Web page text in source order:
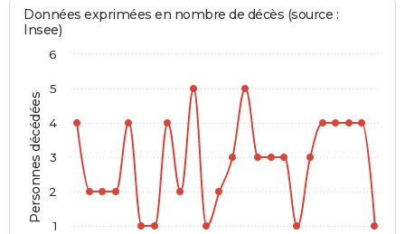
Personnes décédées
Données exprimées en nombre de décès (source :
Insee)
1
2
3
4
5
6